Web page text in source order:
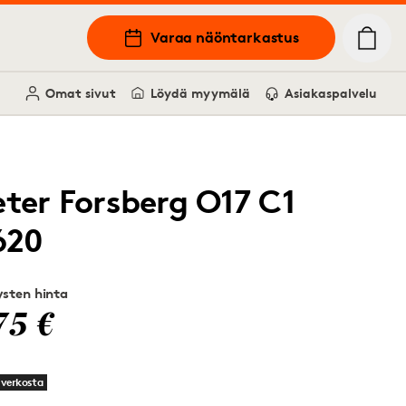
Varaa näöntarkastus
Omat sivut Löydä myymälä Asiakaspalvelu
Forsberg O17 C1
hinta
€